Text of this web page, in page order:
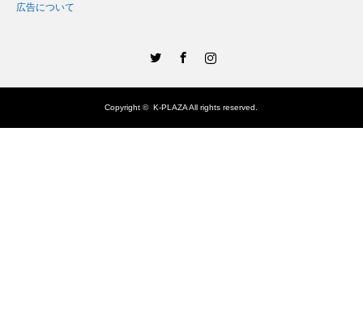
広告について
Copyright ©K-PLAZAAll rights reserved.